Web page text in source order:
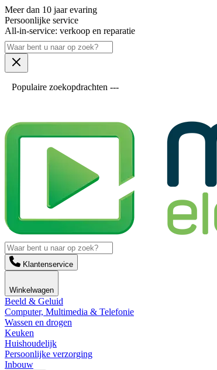
Meer dan 10 jaar evaring
Persoonlijke service
All-in-service: verkoop en reparatie
Populaire zoekopdrachten ---
Klantenservice
Winkelwagen
Beeld & Geluid
Computer, Multimedia & Telefonie
Wassen en drogen
Keuken
Huishoudelijk
Persoonlijke verzorging
Inbouw